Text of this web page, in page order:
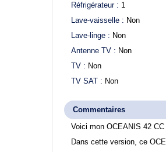
Réfrigérateur : 1
Lave-vaisselle : Non
Lave-linge : Non
Antenne TV : Non
TV : Non
TV SAT : Non
Commentaires
Voici mon OCEANIS 42 CC
Dans cette version, ce